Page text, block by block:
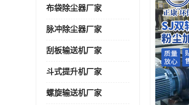
布袋除尘器厂家
脉冲除尘器厂家
刮板输送机厂家
斗式提升机厂家
螺旋输送机厂家